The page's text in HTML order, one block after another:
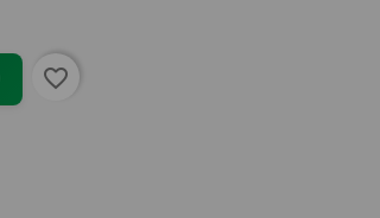
favorite_border